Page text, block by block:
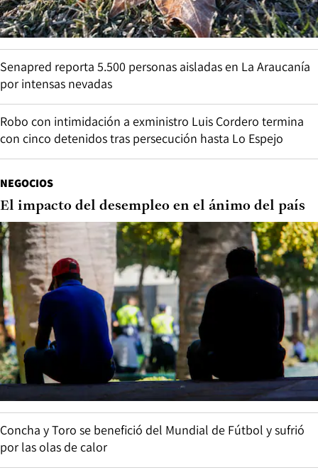
Senapred reporta 5.500 personas aisladas en La Araucanía
por intensas nevadas
Robo con intimidación a exministro Luis Cordero termina
con cinco detenidos tras persecución hasta Lo Espejo
NEGOCIOS
El impacto del desempleo en el ánimo del país
Concha y Toro se benefició del Mundial de Fútbol y sufrió
por las olas de calor